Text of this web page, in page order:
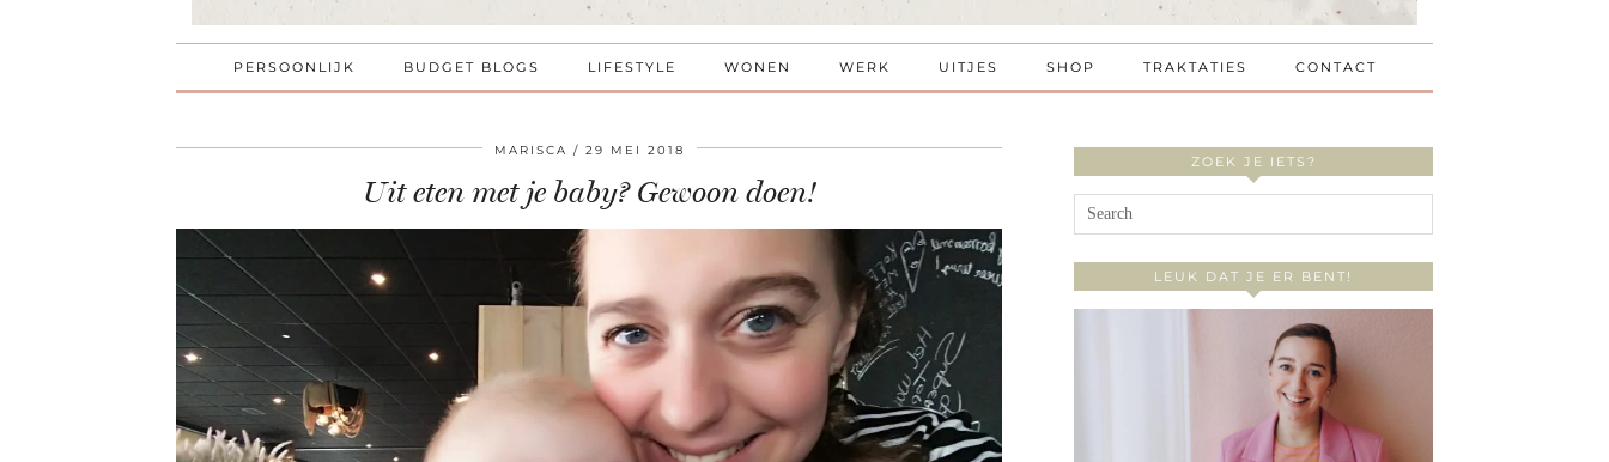
PERSOONLIJK BUDGET BLOGS LIFESTYLE WONEN WERK UITJES SHOP TRAKTATIES CONTACT
MARISCA 29 MEI 2018
Uit eten met je baby? Gewoon doen!
ZOEK JE IETS?
LEUK DAT JE ER BENT!